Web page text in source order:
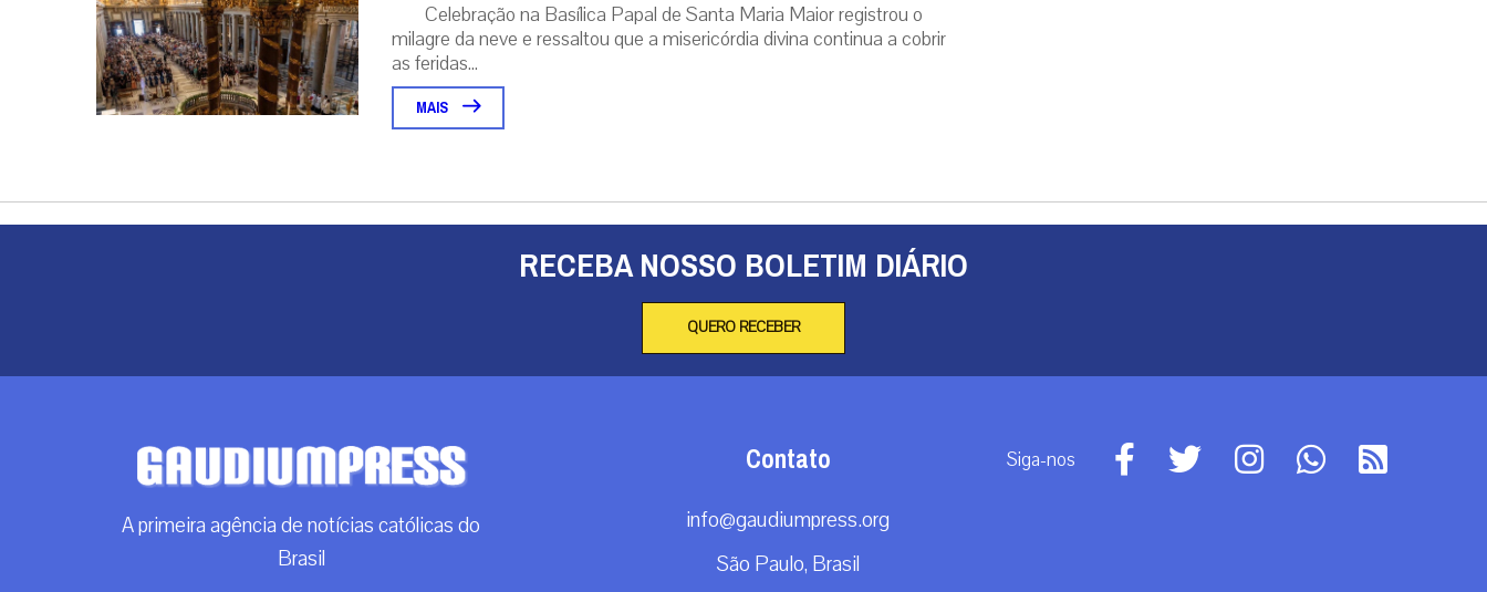
Celebração na Basílica Papal de Santa Maria Maior registrou o
milagre da neve e ressaltou que a misericórdia divina continua a cobrir
as feridas...
MAIS
RECEBA NOSSO BOLETIM DIÁRIO
QUERO RECEBER
A primeira agência de notícias católicas do
Brasil
Contato
info@gaudiumpress.org
São Paulo, Brasil
Siga-nos